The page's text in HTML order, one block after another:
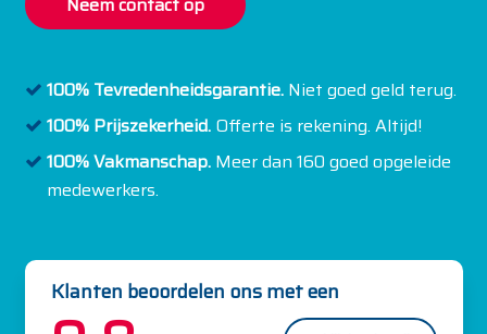
100% Tevredenheidsgarantie. Niet goed geld terug.
100% Prijszekerheid. Offerte is rekening. Altijd!
100% Vakmanschap. Meer dan 160 goed opgeleide
medewerkers.
Klanten beoordelen ons met een